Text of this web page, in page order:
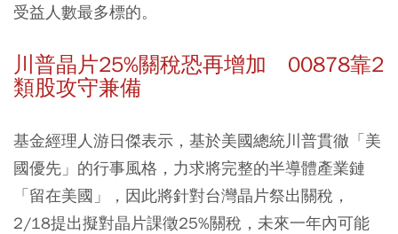
受益人數最多標的。
川普晶片25%關稅恐再增加 00878靠2
類股攻守兼備
基金經理人游日傑表示，基於美國總統川普貫徹「美
國優先」的行事風格，力求將完整的半導體產業鏈
「留在美國」，因此將針對台灣晶片祭出關稅，
2/18提出擬對晶片課徵25%關稅，未來一年內可能